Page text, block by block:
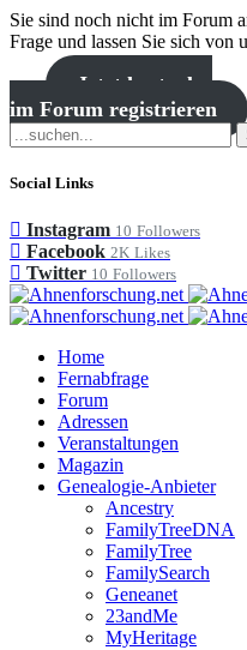
Sie sind noch nicht im Forum
Frage und lassen Sie sich von
Jetzt kostenlos
im Forum registrieren
Social Links
Instagram 10 Followers
Facebook 2K Likes
Twitter 10 Followers
Home
Fernabfrage
Forum
Adressen
Veranstaltungen
Magazin
Genealogie-Anbieter
Ancestry
FamilyTreeDNA
FamilyTree
FamilySearch
Geneanet
23andMe
MyHeritage